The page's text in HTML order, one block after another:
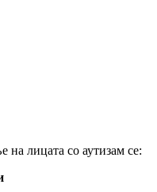
на лицата со аутизам се: